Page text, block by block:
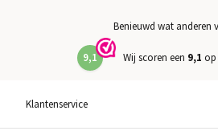
Benieuwd wat anderen
9,1 Wij scoren een 9,1 op
Klantenservice